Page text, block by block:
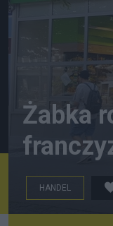
Żabka
HANDEL